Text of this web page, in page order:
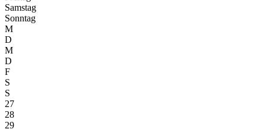
Samstag
Sonntag
M
D
M
D
F
S
S
27
28
29